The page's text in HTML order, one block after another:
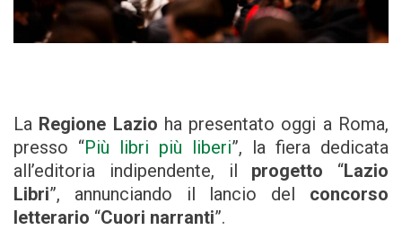
La Regione Lazio ha presentato oggi a Roma,
presso “Più libri più liberi”, la fiera dedicata
all’editoria indipendente, il progetto “Lazio
Libri”, annunciando il lancio del concorso
letterario “Cuori narranti”.